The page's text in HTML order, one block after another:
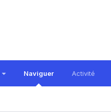
Naviguer Activité